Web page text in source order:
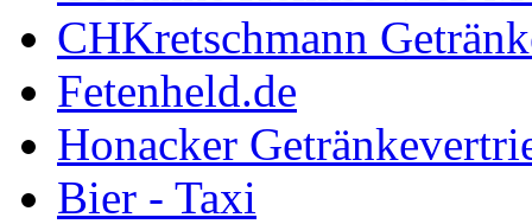
CHKretschmann
Fetenheld.de
Honacker
Bier - Taxi